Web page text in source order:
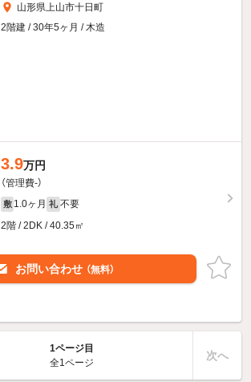
山形県上山市十日町
2階建 / 30年5ヶ月 / 木造
3.9万円
（管理費-）
敷 1.0ヶ月 礼 不要
2階 / 2DK / 40.35㎡
お問い合わせ （無料）
1ページ目
全1ページ
次へ